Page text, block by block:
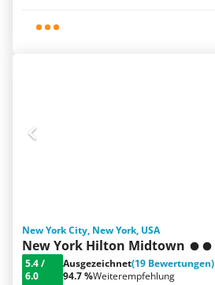
New York City, New York, USA
New York Hilton Midtown
5.4/
6.0
Ausgezeichnet(19 Bewertungen)
94.7 %Weiterempfehlung